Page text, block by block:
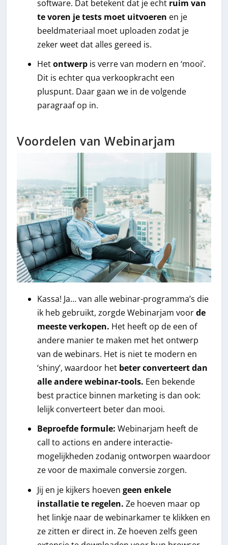
software. Dat betekent dat je echt ruim van
te voren je tests moet uitvoeren en je
beeldmateriaal moet uploaden zodat je
zeker weet dat alles gereed is.
Hetontwerp is verre van modern en ‘mooi’.
Dit is echter qua verkoopkracht een
pluspunt. Daar gaan we in de volgende
paragraaf op in.
Voordelen van Webinarjam
Kassa! Ja… van alle webinar-programma’s die
ik heb gebruikt, zorgde Webinarjam voorde
meeste verkopen. Het heeft op de een of
andere manier te maken met het ontwerp
van de webinars. Het is niet te modern en
‘shiny’, waardoor het beter converteert dan
alle andere webinar-tools. Een bekende
best practice binnen marketing is dan ook:
lelijk converteert beter dan mooi.
Beproefde formule:Webinarjam heeft de
call to actions en andere interactie-
mogelijkheden zodanig ontworpen waardoor
ze voor de maximale conversie zorgen.
Jij en je kijkers hoevengeen enkele
installatie te regelen. Ze hoeven maar op
het linkje naar de webinarkamer te klikken en
ze zitten er direct in. Ze hoeven zelfs geen